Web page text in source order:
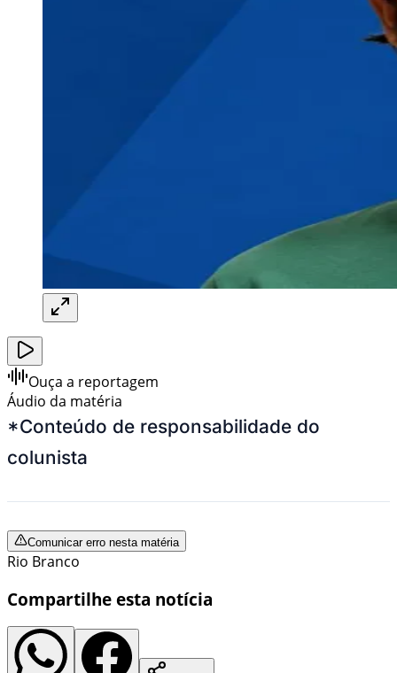
Ouça a reportagem
Áudio da matéria
*Conteúdo de responsabilidade do
colunista
Comunicar erro nesta matéria
Rio Branco
Compartilhe esta notícia